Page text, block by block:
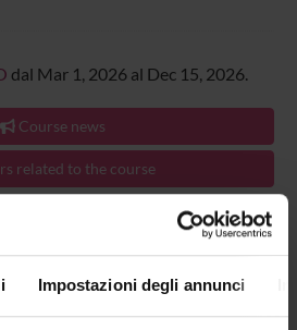
Impostazioni degli annunci
dal Mar 1, 2026 al Dec 15, 2026.
Course news
related to the course